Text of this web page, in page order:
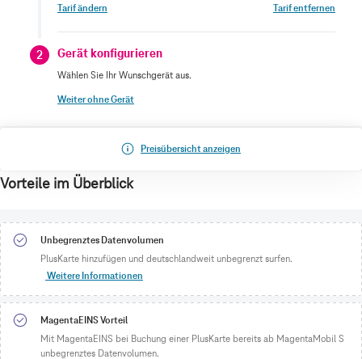
Tarif ändern Tarif entfernen
2 Gerät konfigurieren
Wählen Sie Ihr Wunschgerät aus.
Weiter ohne Gerät
Preisübersicht anzeigen
Vorteile im Überblick
Unbegrenztes Datenvolumen
PlusKarte hinzufügen und deutschlandweit unbegrenzt surfen.
Weitere Informationen
MagentaEINS Vorteil
Mit MagentaEINS bei Buchung einer PlusKarte bereits ab MagentaMobil S
unbegrenztes Datenvolumen.